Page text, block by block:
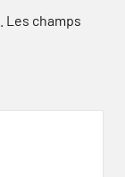
Les champs